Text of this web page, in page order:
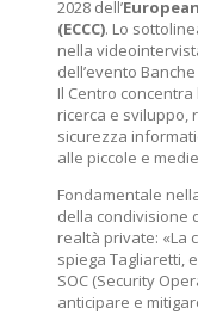
2028 dell’
(ECCC). Lo
nella
dell’evento
Il Centro
ricerca e sviluppo,
sicurezza
alle piccole e
Fondamentale
della condivisione
realtà private: «La
spiega Tagliaretti,
SOC (Security
anticipare e